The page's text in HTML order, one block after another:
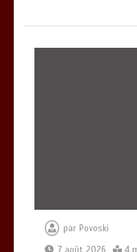
par Povoski
7 août 2026
4